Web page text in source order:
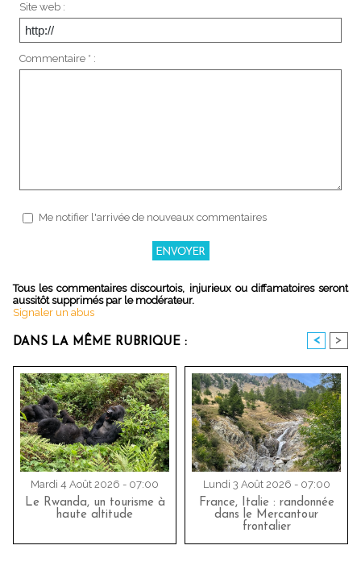
Site web :
Commentaire * :
Me notifier l'arrivée de nouveaux commentaires
Tous les commentaires discourtois, injurieux ou diffamatoires seront
aussitôt supprimés par le modérateur.
Signaler un abus
DANS LA MÊME RUBRIQUE : < >
Mardi 4 Août 2026 - 07:00
Le Rwanda, un tourisme à
haute altitude
Lundi 3 Août 2026 - 07:00
France, Italie : randonnée
dans le Mercantour
frontalier